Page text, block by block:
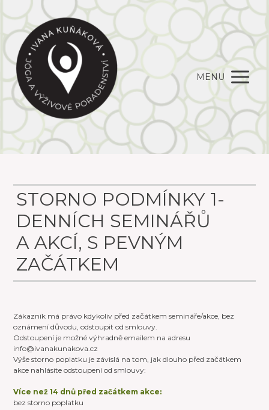
MENU
STORNO PODMÍNKY 1-
DENNÍCH SEMINÁŘŮ
A AKCÍ, S PEVNÝM
ZAČÁTKEM
Zákazník má právo kdykoliv před začátkem semináře/akce, bez
oznámení důvodu, odstoupit od smlouvy.
Odstoupení je možné výhradně emailem na adresu
info@ivanakunakova.cz
Výše storno poplatku je závislá na tom, jak dlouho před začátkem
akce nahlásíte odstoupení od smlouvy:
Více než 14 dnů před začátkem akce:
bez storno poplatku